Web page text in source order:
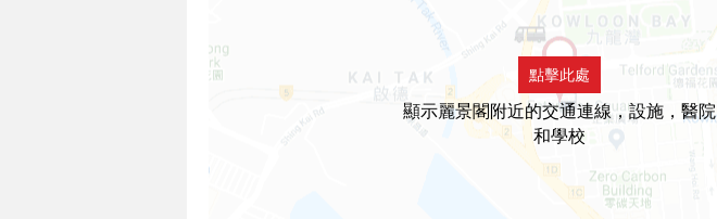
點擊此處
顯示麗景閣附近的交通連線，設施，醫院
和學校